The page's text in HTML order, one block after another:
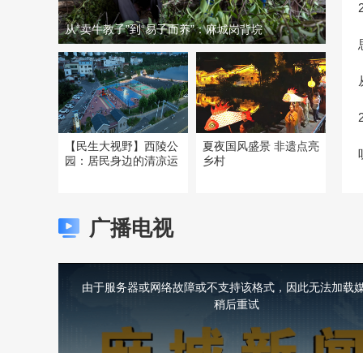
从“卖牛教子”到“易子而养”：麻城岗背垸
【民生大视野】西陵公
园：居民身边的清凉运
夏夜国风盛景 非遗点亮
乡村
广播电视
This
由于服务器或网络故障或不支持该格式，因此无法加载
稍后重试